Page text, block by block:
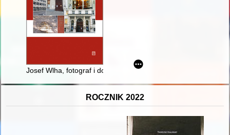
Josef Wlha, fotograf i dokumentalista zabytków Monarchii
ROCZNIK 2022